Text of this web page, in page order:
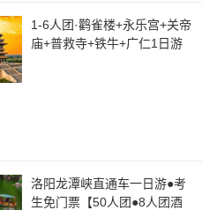
1-6人团·鹳雀楼+永乐宫+关帝
庙+普救寺+铁牛+广仁1日游
洛阳龙潭峡直通车一日游●考
生免门票【50人团●8人团酒